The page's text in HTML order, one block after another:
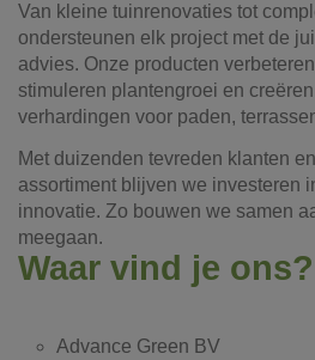
Van kleine tuinrenovaties tot
ondersteunen elk project met de
advies. Onze producten
stimuleren plantengroei en
verhardingen voor paden,
Met duizenden tevreden klanten
assortiment blijven we investeren
innovatie. Zo bouwen we samen
meegaan.
Waar vind je ons?
Advance Green BV